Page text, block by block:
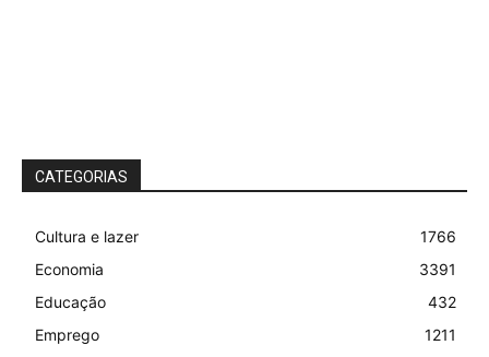
CATEGORIAS
Cultura e lazer
1766
Economia
3391
Educação
432
Emprego
1211